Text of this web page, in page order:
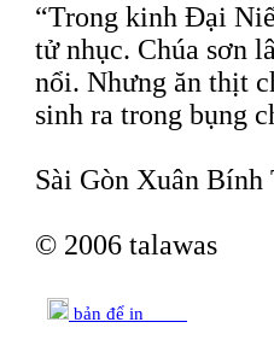
“Trong kinh Đại
tử nhục. Chúa sơn
nổi. Nhưng ăn thịt
sinh ra trong bụng
Sài Gòn Xuân Bính
© 2006 talawas
bản để in